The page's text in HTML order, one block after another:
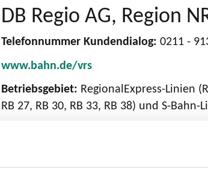
DB Regio AG, Region
Telefonnummer Kundendialog: 0211 -
www.bahn.de/vrs
Betriebsgebiet: RegionalExpress-Linien
RB 27, RB 30, RB 33, RB 38) und S-Bahn-